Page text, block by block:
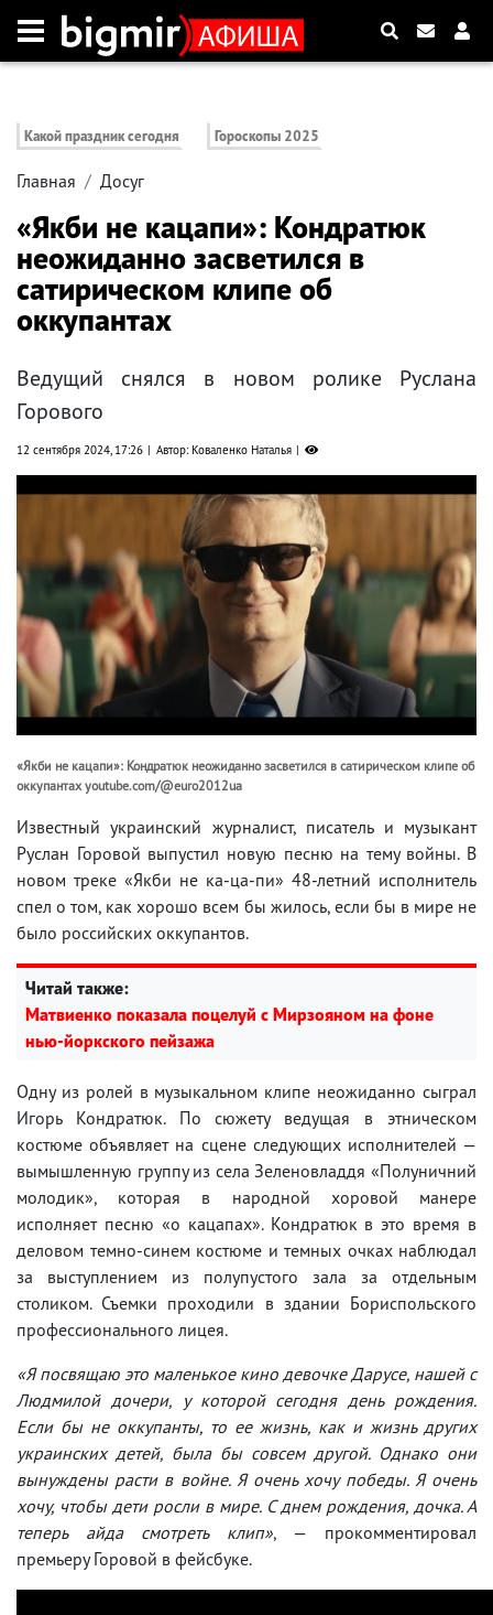
Какой праздник сегодня Гороскопы 2025
Главная Досуг
«Якби не кацапи»: Кондратюк
неожиданно засветился в
сатирическом клипе об
оккупантах
Ведущий снялся в новом ролике Руслана
Горового
12 сентября 2024, 17:26 Автор: Коваленко Наталья
«Якби не кацапи»: Кондратюк неожиданно засветился в сатирическом клипе об
оккупантах youtube.com/@euro2012ua
Известный украинский журналист, писатель и музыкант
Руслан Горовой выпустил новую песню на тему войны. В
новом треке «Якби не ка-ца-пи» 48-летний исполнитель
спел о том, как хорошо всем бы жилось, если бы в мире не
было российских оккупантов.
Читай также:
Матвиенко показала поцелуй с Мирзояном на фоне
нью-йоркского пейзажа
Одну из ролей в музыкальном клипе неожиданно сыграл
Игорь Кондратюк. По сюжету ведущая в этническом
костюме объявляет на сцене следующих исполнителей —
вымышленную группу из села Зеленовладдя «Полуничний
молодик», которая в народной хоровой манере
исполняет песню «о кацапах». Кондратюк в это время в
деловом темно-синем костюме и темных очках наблюдал
за выступлением из полупустого зала за отдельным
столиком. Съемки проходили в здании Бориспольского
профессионального лицея.
«Я посвящаю это маленькое кино девочке Дарусе, нашей с
Людмилой дочери, у которой сегодня день рождения.
Если бы не оккупанты, то ее жизнь, как и жизнь других
украинских детей, была бы совсем другой. Однако они
вынуждены расти в войне. Я очень хочу победы. Я очень
хочу, чтобы дети росли в мире. С днем ​​рождения, дочка. А
теперь айда смотреть клип», — прокомментировал
премьеру Горовой в фейсбуке.